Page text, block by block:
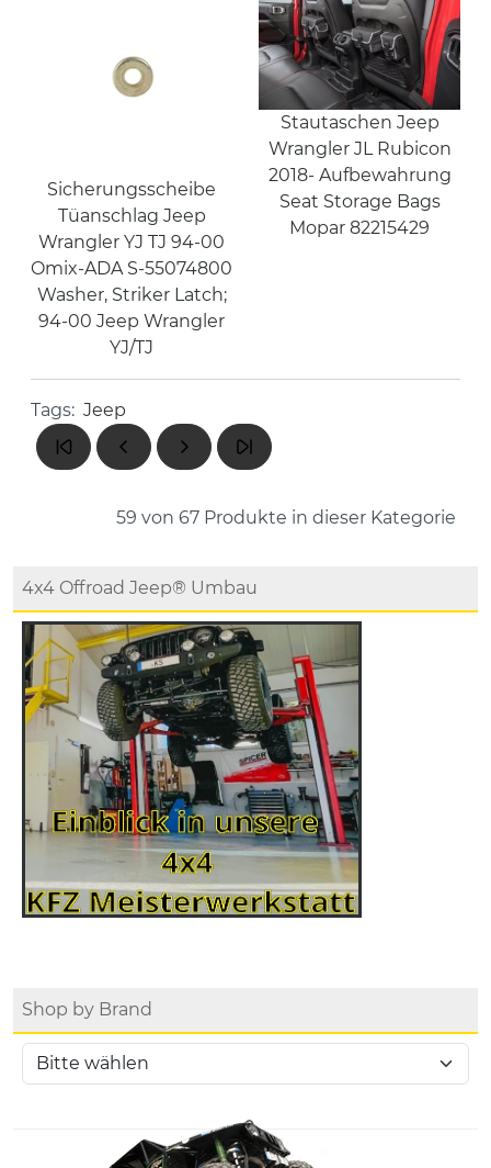
Sicherungsscheibe
Tüanschlag Jeep
Wrangler YJ TJ 94-00
Omix-ADA S-55074800
Washer, Striker Latch;
94-00 Jeep Wrangler
YJ/TJ
Stautaschen Jeep
Wrangler JL Rubicon
2018- Aufbewahrung
Seat Storage Bags
Mopar 82215429
Tags: Jeep
59 von 67 Produkte in dieser Kategorie
4x4 Offroad Jeep® Umbau
Shop by Brand